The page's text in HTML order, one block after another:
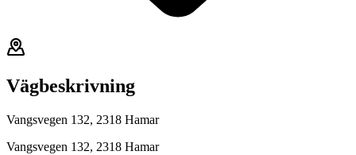
Vägbeskrivning
Vangsvegen 132, 2318 Hamar
Vangsvegen 132, 2318 Hamar